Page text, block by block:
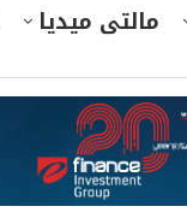
مالتى ميديا